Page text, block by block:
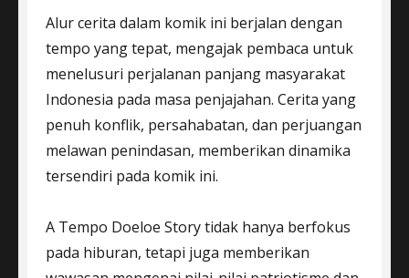
Alur cerita dalam komik ini berjalan dengan
tempo yang tepat, mengajak pembaca untuk
menelusuri perjalanan panjang masyarakat
Indonesia pada masa penjajahan. Cerita yang
penuh konflik, persahabatan, dan perjuangan
melawan penindasan, memberikan dinamika
tersendiri pada komik ini.
A Tempo Doeloe Story tidak hanya berfokus
pada hiburan, tetapi juga memberikan